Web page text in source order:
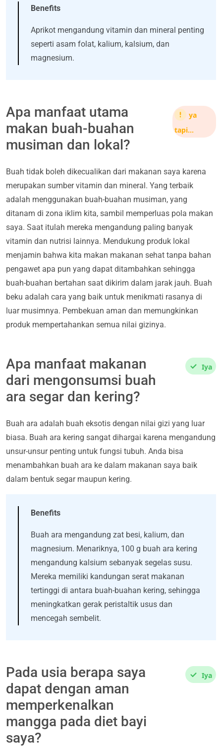
Benefits
Aprikot mengandung vitamin dan mineral penting
seperti asam folat, kalium, kalsium, dan
magnesium.
Apa manfaat utama
makan buah-buahan
musiman dan lokal?
ya
tapi…
Buah tidak boleh dikecualikan dari makanan saya karena
merupakan sumber vitamin dan mineral. Yang terbaik
adalah menggunakan buah-buahan musiman, yang
ditanam di zona iklim kita, sambil memperluas pola makan
saya. Saat itulah mereka mengandung paling banyak
vitamin dan nutrisi lainnya. Mendukung produk lokal
menjamin bahwa kita makan makanan sehat tanpa bahan
pengawet apa pun yang dapat ditambahkan sehingga
buah-buahan bertahan saat dikirim dalam jarak jauh. Buah
beku adalah cara yang baik untuk menikmati rasanya di
luar musimnya. Pembekuan aman dan memungkinkan
produk mempertahankan semua nilai gizinya.
Apa manfaat makanan
dari mengonsumsi buah
ara segar dan kering?
Iya
Buah ara adalah buah eksotis dengan nilai gizi yang luar
biasa. Buah ara kering sangat dihargai karena mengandung
unsur-unsur penting untuk fungsi tubuh. Anda bisa
menambahkan buah ara ke dalam makanan saya baik
dalam bentuk segar maupun kering.
Benefits
Buah ara mengandung zat besi, kalium, dan
magnesium. Menariknya, 100 g buah ara kering
mengandung kalsium sebanyak segelas susu.
Mereka memiliki kandungan serat makanan
tertinggi di antara buah-buahan kering, sehingga
meningkatkan gerak peristaltik usus dan
mencegah sembelit.
Pada usia berapa saya
dapat dengan aman
memperkenalkan
mangga pada diet bayi
saya?
Iya